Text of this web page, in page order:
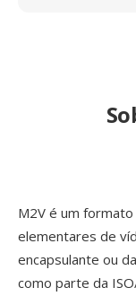
M2V é um
elementares de
encapsulante ou
como parte da